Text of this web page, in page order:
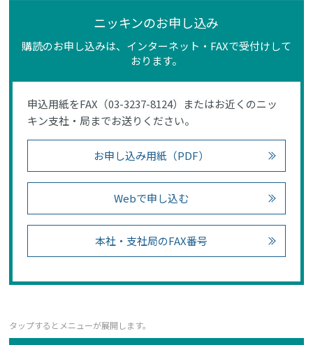
ニッキンのお申し込み
購読のお申し込みは、インターネット・FAXで受付けして
おります。
申込用紙をFAX（03-3237-8124）またはお近くのニッ
キン支社・局までお送りください。
お申し込み用紙（PDF）
Webで申し込む
本社・支社局のFAX番号